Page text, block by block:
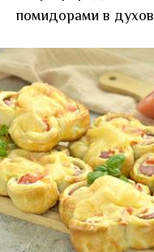
помидорами в